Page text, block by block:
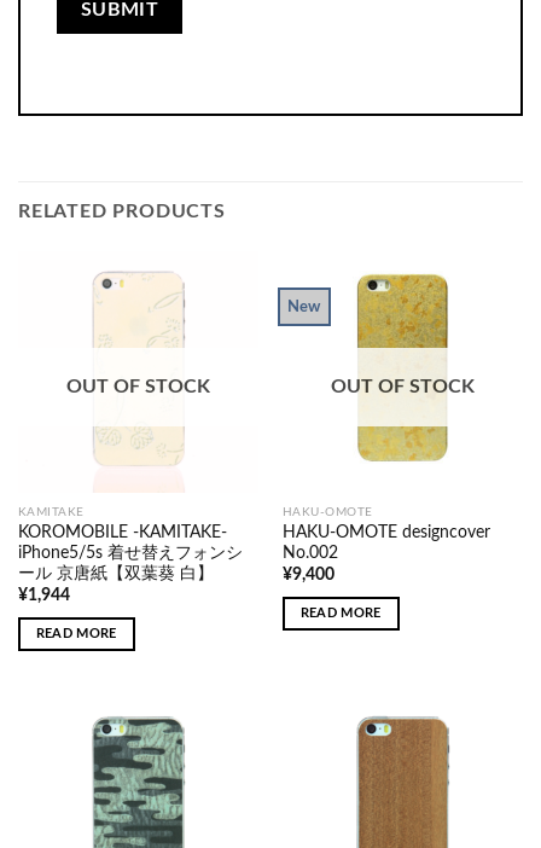
RELATED PRODUCTS
OUT OF STOCK
KAMITAKE
KOROMOBILE -KAMITAKE-
iPhone5/5s 着せ替えフォンシ
ール 京唐紙【双葉葵 白】
¥1,944
READ MORE
New
OUT OF STOCK
HAKU-OMOTE
HAKU-OMOTE designcover
No.002
¥9,400
READ MORE